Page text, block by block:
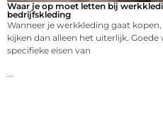
Waar je op moet letten bij
bedrijfskleding
Wanneer je werkkleding gaat
kijken dan alleen het uiterlijk.
specifieke eisen van